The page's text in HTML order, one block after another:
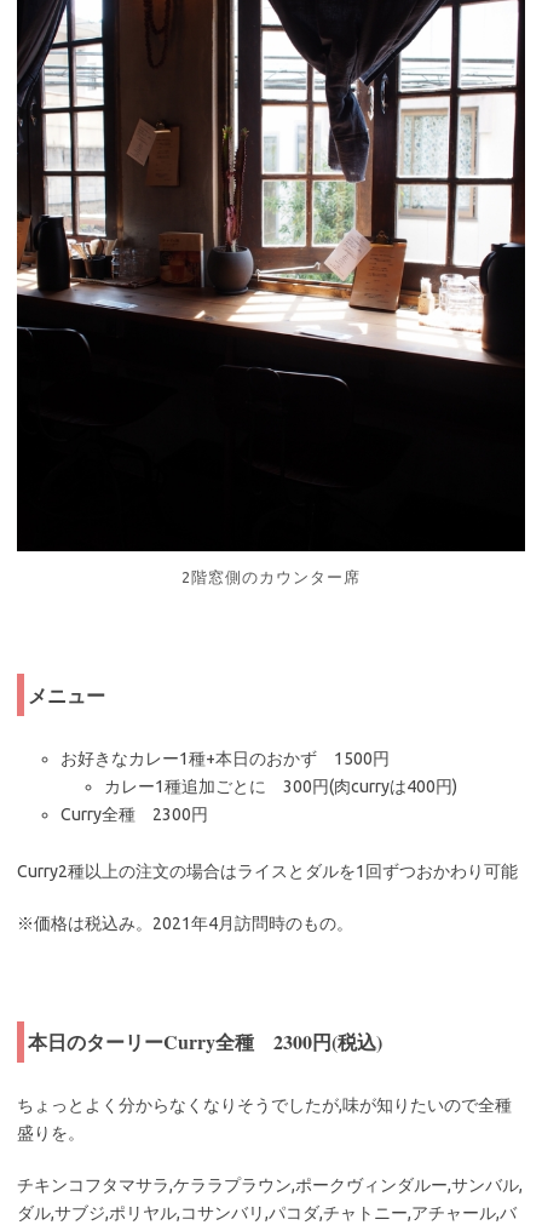
2階窓側のカウンター席
メニュー
お好きなカレー1種+本日のおかず 1500円
カレー1種追加ごとに 300円(肉curryは400円)
Curry全種 2300円
Curry2種以上の注文の場合はライスとダルを1回ずつおかわり可能
※価格は税込み。2021年4月訪問時のもの。
本日のターリーCurry全種 2300円(税込)
ちょっとよく分からなくなりそうでしたが,味が知りたいので全種
盛りを。
チキンコフタマサラ,ケララプラウン,ポークヴィンダルー,サンバル,
ダル,サブジ,ポリヤル,コサンバリ,パコダ,チャトニー,アチャール,バ